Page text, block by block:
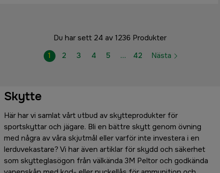
Du har sett 24 av 1236 Produkter
1
2 3 4 5 … 42 Nästa
Skytte
Här har vi samlat vårt utbud av skytteprodukter för
sportskyttar och jägare. Bli en bättre skytt genom övning
med några av våra skjutmål eller varför inte investera i en
lerduvekastare? Vi har även artiklar för skydd och säkerhet
som skytteglasögon från välkända 3M Peltor och godkända